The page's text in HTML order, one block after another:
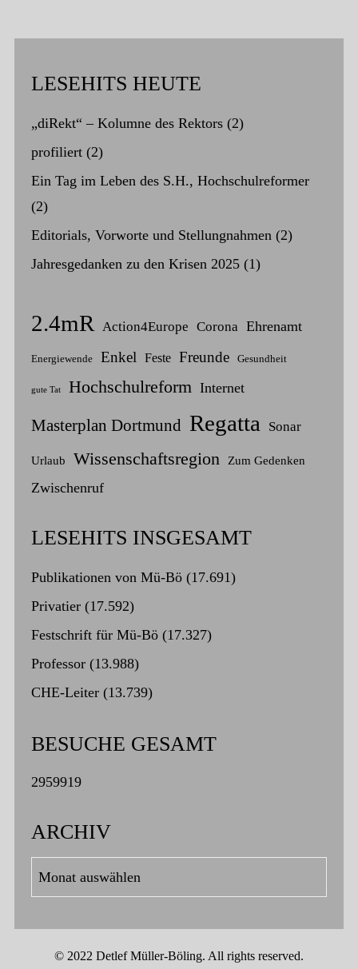
LESEHITS HEUTE
„diRekt“ – Kolumne des Rektors (2)
profiliert (2)
Ein Tag im Leben des S.H., Hochschulreformer
(2)
Editorials, Vorworte und Stellungnahmen (2)
Jahresgedanken zu den Krisen 2025 (1)
2.4mR Action4Europe Corona Ehrenamt
Energiewende Enkel Feste Freunde Gesundheit
gute Tat Hochschulreform Internet
Masterplan Dortmund Regatta Sonar
Urlaub Wissenschaftsregion Zum Gedenken
Zwischenruf
LESEHITS INSGESAMT
Publikationen von Mü-Bö (17.691)
Privatier (17.592)
Festschrift für Mü-Bö (17.327)
Professor (13.988)
CHE-Leiter (13.739)
BESUCHE GESAMT
2959919
ARCHIV
Archiv
© 2022 Detlef Müller-Böling. All rights reserved.